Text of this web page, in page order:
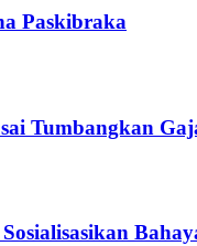
Paskibraka
Tumbangkan